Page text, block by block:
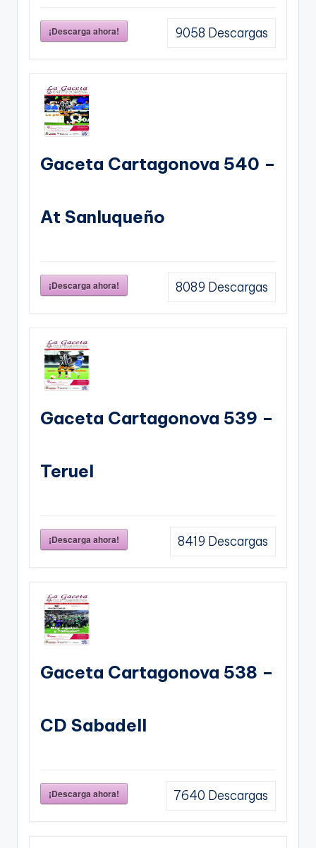
¡Descarga ahora! 9058 Descargas
Gaceta Cartagonova 540 –
At Sanluqueño
¡Descarga ahora! 8089 Descargas
Gaceta Cartagonova 539 –
Teruel
¡Descarga ahora! 8419 Descargas
Gaceta Cartagonova 538 –
CD Sabadell
¡Descarga ahora! 7640 Descargas